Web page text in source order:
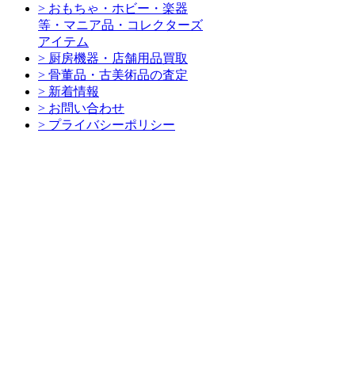
> おもちゃ・ホビー・楽器
等・マニア品・コレクターズ
アイテム
> 厨房機器・店舗用品買取
> 骨董品・古美術品の査定
> 新着情報
> お問い合わせ
> プライバシーポリシー